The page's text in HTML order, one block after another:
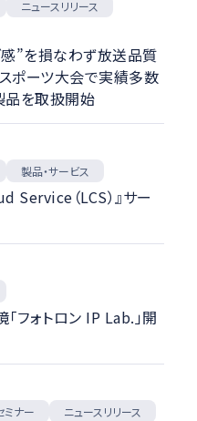
ニュースリリース
感”を損なわず放送品質
ポーツ大会で実績多数
品を取扱開始
製品・サービス
Service（LCS）』サー
フォトロン IP Lab.」開
ミナー ニュースリリース